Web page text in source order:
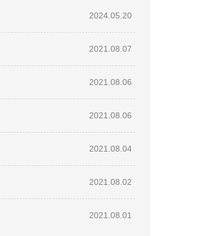
2024.05.20
2021.08.07
2021.08.06
2021.08.06
2021.08.04
2021.08.02
2021.08.01